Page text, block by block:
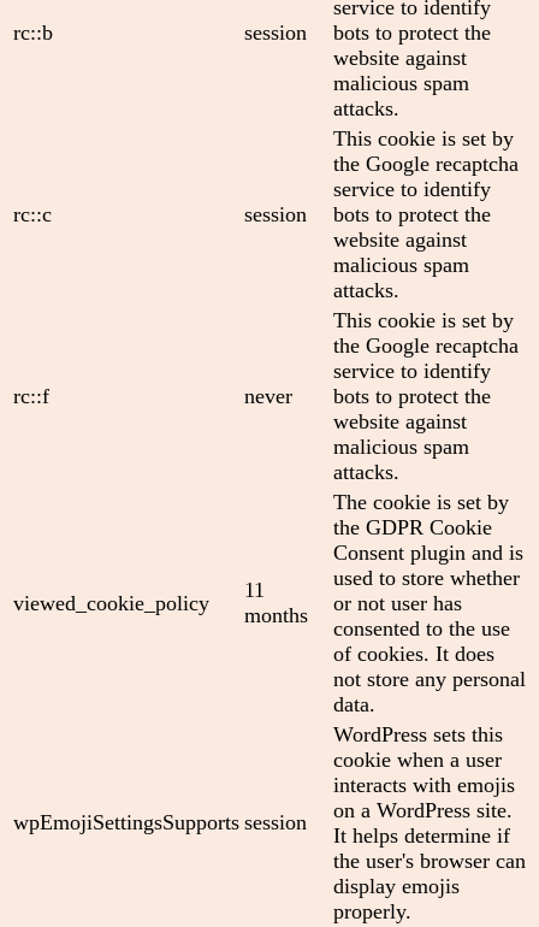
rc::b session
service to identify
bots to protect the
website against
malicious spam
attacks.
rc::c session
This cookie is set by
the Google recaptcha
service to identify
bots to protect the
website against
malicious spam
attacks.
rc::f never
This cookie is set by
the Google recaptcha
service to identify
bots to protect the
website against
malicious spam
attacks.
viewed_cookie_policy
11
months
The cookie is set by
the GDPR Cookie
Consent plugin and is
used to store whether
or not user has
consented to the use
of cookies. It does
not store any personal
data.
wpEmojiSettingsSupports session
WordPress sets this
cookie when a user
interacts with emojis
on a WordPress site.
It helps determine if
the user's browser can
display emojis
properly.